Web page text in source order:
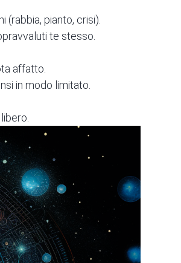
(rabbia, pianto, crisi).
te stesso.
affatto.
in modo limitato.